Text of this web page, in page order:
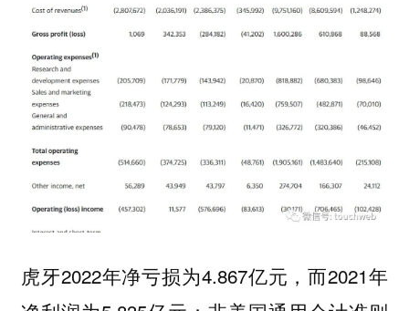
虎牙2022年净亏损为4.867亿元，而2021年